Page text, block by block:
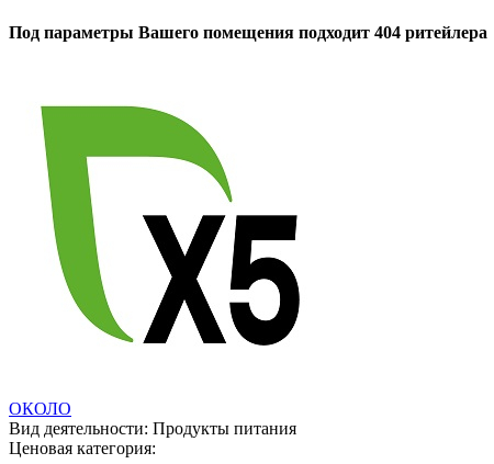
Под параметры Вашего помещения подходит 404 ритейлера
ОКОЛО
Вид деятельности: Продукты питания
Ценовая категория: